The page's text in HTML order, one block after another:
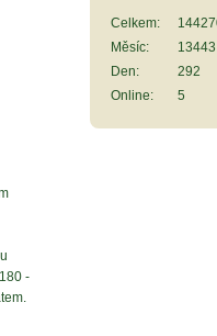
-
Online: 5
Celkem:
Měsíc:
13443
Den:
292